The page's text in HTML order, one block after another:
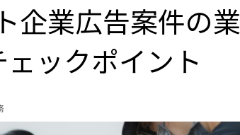
企業広告案件の業
ックポイント